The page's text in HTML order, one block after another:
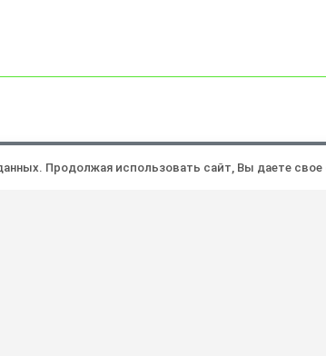
Политика конфиденциальности
Продолжая использовать сайт, Вы даете